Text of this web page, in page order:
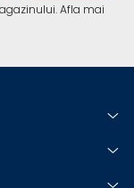
Afla mai